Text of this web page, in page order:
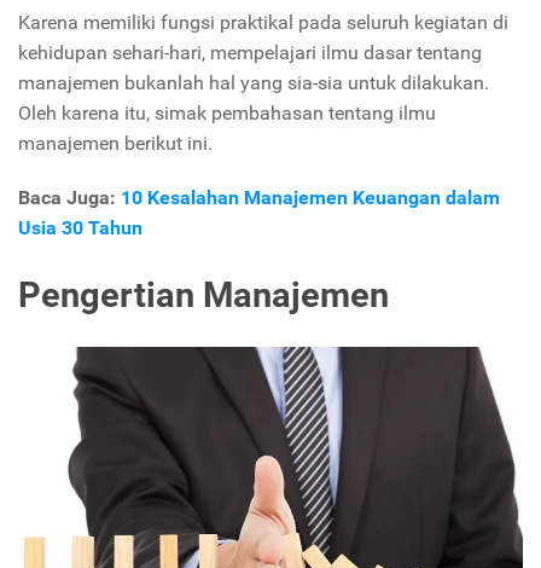
Karena memiliki fungsi praktikal pada seluruh kegiatan di
kehidupan sehari-hari, mempelajari ilmu dasar tentang
manajemen bukanlah hal yang sia-sia untuk dilakukan.
Oleh karena itu, simak pembahasan tentang ilmu
manajemen berikut ini.
Baca Juga: 10 Kesalahan Manajemen Keuangan dalam
Usia 30 Tahun
Pengertian Manajemen